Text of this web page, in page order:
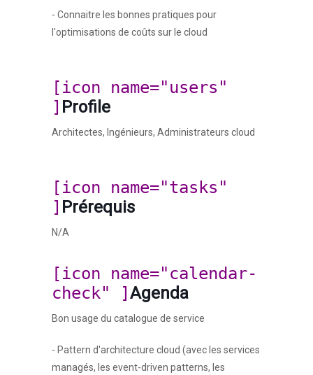
- Connaitre les bonnes pratiques pour
l'optimisations de coûts sur le cloud
[icon name="users"
] Profile
Architectes, Ingénieurs, Administrateurs cloud
[icon name="tasks"
] Prérequis
N/A
[icon name="calendar-
check" ]Agenda
Bon usage du catalogue de service
- Pattern d'architecture cloud (avec les services
managés, les event-driven patterns, les